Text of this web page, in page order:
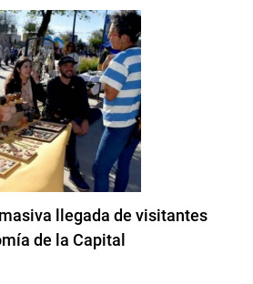
llegada de visitantes
de la Capital